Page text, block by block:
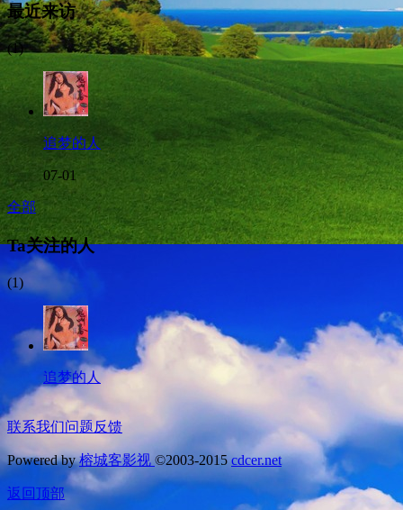
最近来访
(1)
追梦的人
07-01
全部
Ta关注的人
(1)
追梦的人
联系我们问题反馈
Powered by榕城客影视©2003-2015cdcer.net
返回顶部